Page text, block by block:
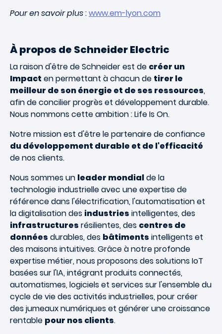
Pour en savoir plus:www.em-lyon.com
À propos de Schneider Electric
La raison d'être de Schneider est de créer un
Impact en permettant à chacun de tirer le
meilleur de son énergie et de ses ressources,
afin de concilier progrès et développement durable.
Nous nommons cette ambition : Life Is On.
Notre mission est d'être le partenaire de confiance
du développement durable et de l'efficacité
de nos clients.
Nous sommes un leader mondialde la
technologie industrielle avec une expertise de
référence dans l'électrification, l'automatisation et
la digitalisation des industries intelligentes, des
infrastructures résilientes, des centres de
données durables, des bâtiments intelligents et
des maisons intuitives. Grâce à notre profonde
expertise métier, nous proposons des solutions IoT
basées sur l'IA, intégrant produits connectés,
automatismes, logiciels et services sur l'ensemble du
cycle de vie des activités industrielles, pour créer
des jumeaux numériques et générer une croissance
rentable pour nos clients.